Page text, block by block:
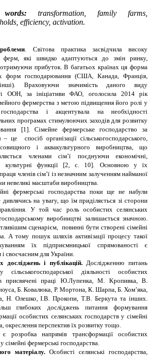
transformation, family farms,
efficiency, activation.
. Світова практика засвідчила високу
ферм, які швидко адаптуються до змін ринку,
прибуток. В багатьох країнах ця форма
форм господарювання (США, Канада, Франція,
Враховуючи значимість даного виду
ООН, за ініціативи ФАО, оголосила 2014 рік
фермерства з метою підвищення його ролі у
і акцентувала на необхідності
програмах стимулюючих заходів для розвитку
[1]. Сімейне фермерське господарство за
спосіб організації сільськогосподарського,
і аквакультурного виробництва, що
членами сім’ї поєднуючи економічні,
і культурні функції [2, с. 10]. Основною у їх
членів сім’ї із незначним залученням найманої
невеликі масштаби виробництва.
фермерські господарства поки ще не набули
на увагу, що їм приділяється зі сторони
У той час роль особистих селянських
виробництві залишається значною.
сценарієм, повинні бути створені сімейні
А тому пошук шляхів активізації процесу такої
їх підприємницької спрямованості є
своєчасним для України.
досліджень і публікацій.Дослідженню питань
сільськогосподарської діяльності особистих
присвячені праці Ю.Лупенка, М. Кропивка, В.
Б. Ковалюка, Р. Мортона, К. Шарпа, Б. Хом’яка,
Н. Олешко, І.В. Прокопи, Т.В. Беркута та інших.
глибоких досліджень питання формування
особистих селянських господарств у сімейні
окреслення перспектив їх розвитку тощо.
є розробка напрямів трансформації особистих
сімейні фермерські господарства.
матеріалу.Особисті селянські господарства,